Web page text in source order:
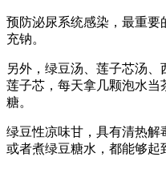
预防泌尿系统感染，最重
充钠。
另外，绿豆汤、莲子芯汤
莲子芯，每天拿几颗泡水当
糖。
绿豆性凉味甘，具有清热解
或者煮绿豆糖水，都能够起